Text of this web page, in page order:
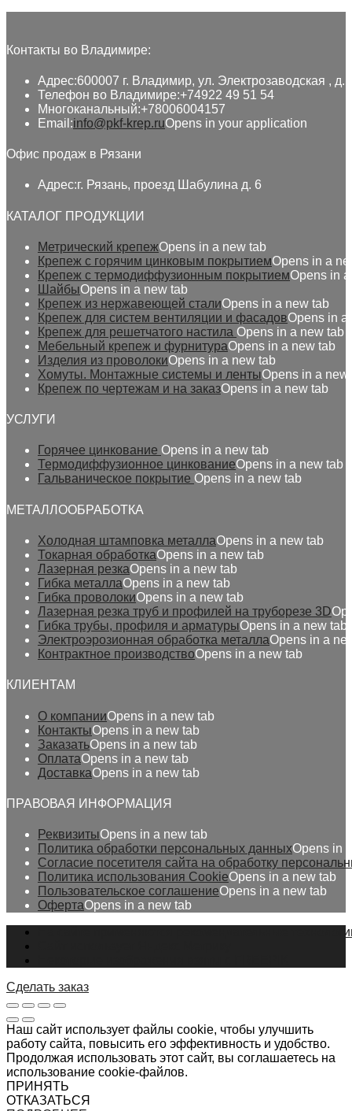
Контакты во Владимире:
Адрес:600007 г. Владимир, ул. Электрозаводская , д.
Телефон во Владимире:+74922 49 51 54
Многоканальный:+78006004157
Email:info@pkf-krep.ruOpens in your application
Офис продаж в Рязани
Адрес:г. Рязань, проезд Шабулина д. 6
КАТАЛОГ ПРОДУКЦИИ
Метрический крепежOpens in a new tab
Крепеж с горячим цинковым покрытиемOpens in a
Крепеж с термодиффузионным покрытиемOpens in
ШайбыOpens in a new tab
Крепеж из нержавеющей сталиOpens in a new tab
Крепеж для систем вентиляции и фасадовOpens in a
Крепеж для решетчатого настила Opens in a new tab
Мебельный крепеж и фурнитураOpens in a new tab
Изделия из проволокиOpens in a new tab
Хомуты. Монтажные системы и лентыOpens in a new
Крепеж по чертежам и на заказOpens in a new tab
УСЛУГИ
Горячее цинкование Opens in a new tab
Термодиффузионное цинкованиеOpens in a new tab
Гальваническое покрытие Opens in a new tab
МЕТАЛЛООБРАБОТКА
Холодная штамповка металлаOpens in a new tab
Токарная обработкаOpens in a new tab
Лазерная резкаOpens in a new tab
Гибка металлаOpens in a new tab
Гибка проволокиOpens in a new tab
Лазерная резка труб и профилей на труборезе 3D
Гибка трубы, профиля и арматурыOpens in a new tab
Электроэрозионная обработка металлаOpens in a
Контрактное производствоOpens in a new tab
КЛИЕНТАМ
О компанииOpens in a new tab
КонтактыOpens in a new tab
ЗаказатьOpens in a new tab
ОплатаOpens in a new tab
ДоставкаOpens in a new tab
ПРАВОВАЯ ИНФОРМАЦИЯ
РеквизитыOpens in a new tab
Политика обработки персональных данныхOpens in
Согласие посетителя сайта на обработку
Политика использования CookieOpens in a new tab
Пользовательское соглашениеOpens in a new tab
ОфертаOpens in a new tab
На сайте применяются рекомендательные
Сделать заказ
Наш сайт использует файлы cookie, чтобы улучшить
работу сайта, повысить его эффективность и удобство.
Продолжая использовать этот сайт, вы соглашаетесь на
использование cookie-файлов.
ПРИНЯТЬ
ОТКАЗАТЬСЯ